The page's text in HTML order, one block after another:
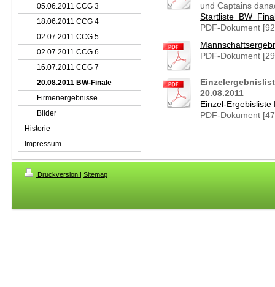
05.06.2011 CCG 3
18.06.2011 CCG 4
02.07.2011 CCG 5
02.07.2011 CCG 6
16.07.2011 CCG 7
20.08.2011 BW-Finale
Firmenergebnisse
Bilder
Historie
Impressum
und Captains
PDF-Dokument
PDF-Dokument
20.08.2011
Einzel-
PDF-Dokument
Druckversion | Sitemap